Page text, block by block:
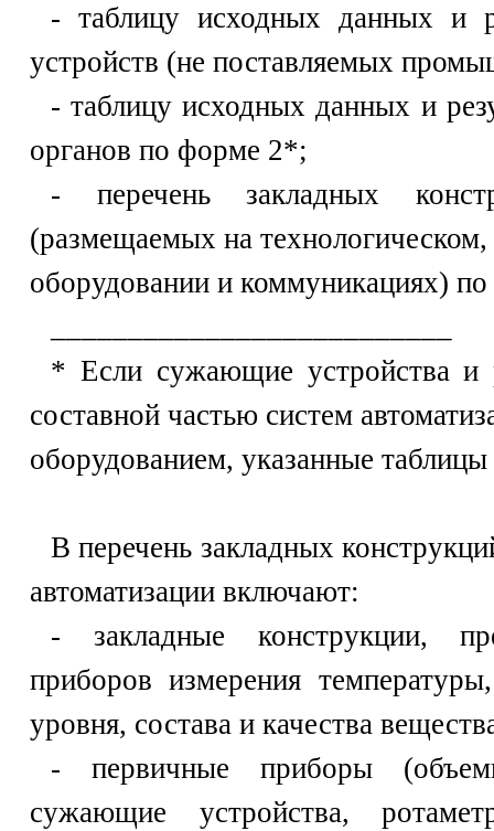
- таблицу исходных данных и
устройств (не поставляемых
- таблицу исходных данных и
органов по форме 2*;
- перечень закладных
(размещаемых на
оборудовании и коммуникациях)
* Если сужающие устройства и
составной частью систем
оборудованием, указанные
В перечень закладных
автоматизации включают:
- закладные конструкции,
приборов измерения
уровня, состава и качества
- первичные приборы
сужающие устройства,